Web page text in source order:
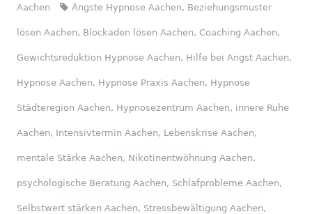
Aachen Schlagwörter
Ängste Hypnose Aachen, Beziehungsmuster
lösen Aachen, Blockaden lösen Aachen, Coaching Aachen,
Gewichtsreduktion Hypnose Aachen, Hilfe bei Angst Aachen,
Hypnose Aachen, Hypnose Praxis Aachen, Hypnose
Städteregion Aachen, Hypnosezentrum Aachen, innere Ruhe
Aachen, Intensivtermin Aachen, Lebenskrise Aachen,
mentale Stärke Aachen, Nikotinentwöhnung Aachen,
psychologische Beratung Aachen, Schlafprobleme Aachen,
Selbstwert stärken Aachen, Stressbewältigung Aachen,